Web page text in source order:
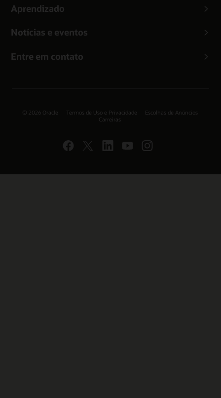
Aprendizado
Notícias e eventos
Entre em contato
© 2026 Oracle Termos de Uso e Privacidade
Escolhas de Anúncios
Carreiras